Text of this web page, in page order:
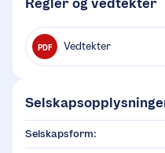
PDF Vedtekter
Selskapsform: